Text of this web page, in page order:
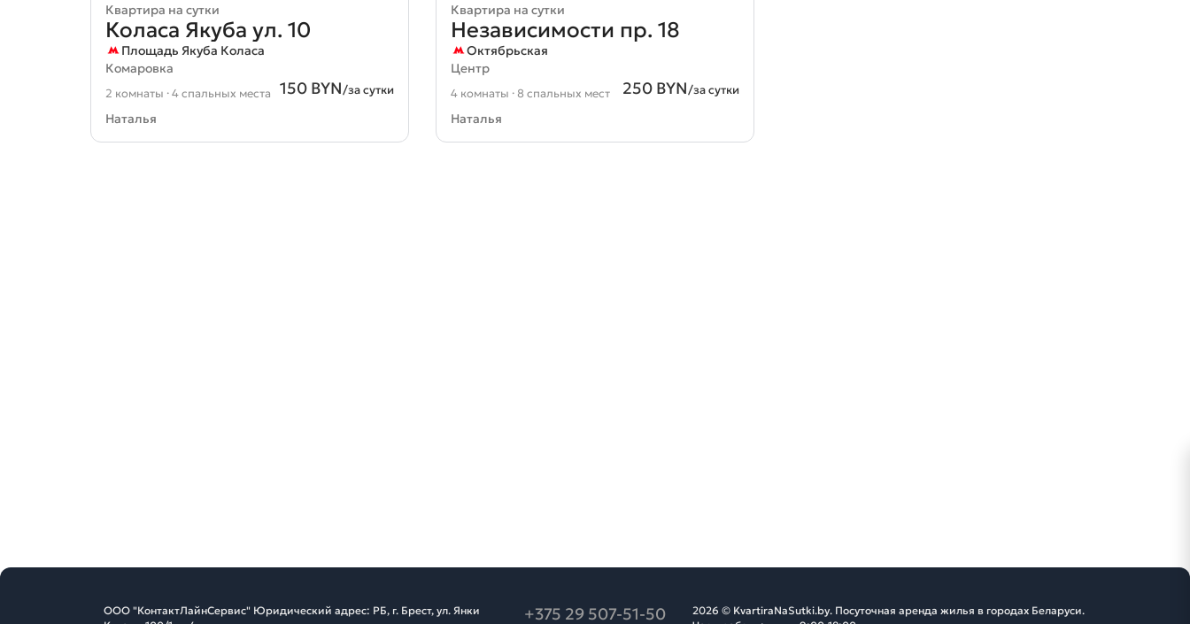
Квартира на сутки
Коласа Якуба ул. 10
Площадь Якуба Коласа
Комаровка
150 BYN/за сутки
2 комнаты · 4 спальных места
Наталья
Квартира на сутки
Независимости пр. 18
Октябрьская
Центр
250 BYN/за сутки
4 комнаты · 8 спальных мест
Наталья
ООО "КонтактЛайнСервис" Юридический адрес: РБ, г. Брест, ул. Янки
+375 29 507-51-50
2026 © KvartiraNaSutki.by. Посуточная аренда жилья в городах Беларуси.